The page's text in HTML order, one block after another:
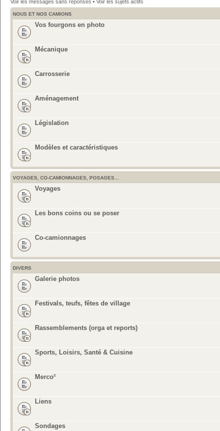
Voir les messages sans réponses • Voir les sujets actifs
NOUS ET NOS CAMIONS
Vos fourgons en photo
Mécanique
Carrosserie
Aménagement
Législation
Modèles et caractéristiques
VOYAGES, CO-CAMIONNAGES, POSAGES...
Voyages
Les bons coins ou se poser
Co-camionnages
DIVERS
Galerie photos
Festivals, teufs, fêtes de village
Rassemblements (orga et reports)
Sports, Loisirs, Santé & Cuisine
Merco²
Liens
Sondages